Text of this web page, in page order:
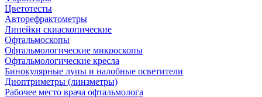
Цветотесты
Авторефрактометры
Линейки скиаскопические
Офтальмоскопы
Офтальмологические микроскопы
Офтальмологические кресла
Бинокулярные лупы и налобные осветители
Диоптриметры (линзметры)
Рабочее место врача офтальмолога